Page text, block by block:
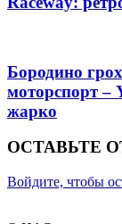
Бородино
моторспорт –
жарко
ОСТАВЬТЕ
Войдите, чтобы